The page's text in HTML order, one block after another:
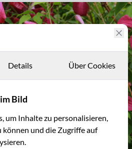
Details Über Cookies
Bild
um Inhalte zu personalisieren,
und die Zugriffe auf